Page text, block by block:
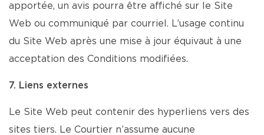
apportée, un avis pourra être affiché sur le Site
Web ou communiqué par courriel. L’usage continu
du Site Web après une mise à jour équivaut à une
acceptation des Conditions modifiées.
7. Liens externes
Le Site Web peut contenir des hyperliens vers des
sites tiers. Le Courtier n’assume aucune